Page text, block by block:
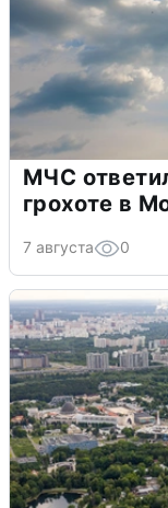
МЧС
грохоте в
7 августа 0